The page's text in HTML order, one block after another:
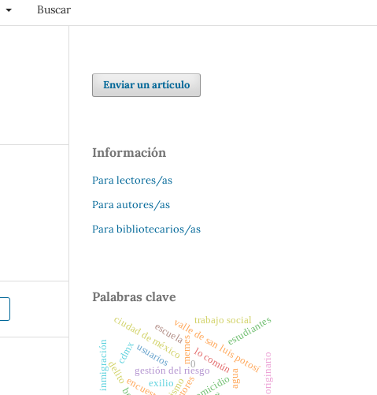
Buscar
Enviar un artículo
Información
Para lectores/as
Para autores/as
Para bibliotecarios/as
Palabras clave
homicidio
gestión del riesgo
usuarios memes
ciudad de méxico
cdmx
delito valle de san luis potosí
agua
trabajo social
escuela estudiantes
lo común
exilio
inmigración 0